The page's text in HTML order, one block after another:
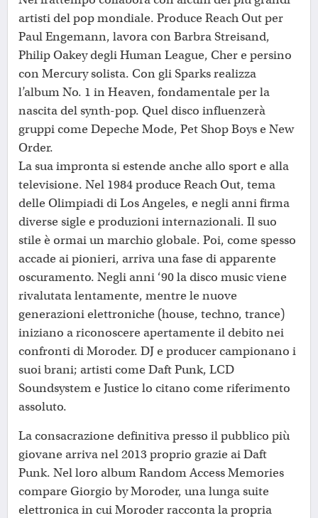
artisti del pop mondiale. Produce Reach Out per
Paul Engemann, lavora con Barbra Streisand,
Philip Oakey degli Human League, Cher e persino
con Mercury solista. Con gli Sparks realizza
l’album No. 1 in Heaven, fondamentale per la
nascita del synth-pop. Quel disco influenzerà
gruppi come Depeche Mode, Pet Shop Boys e New
Order.
La sua impronta si estende anche allo sport e alla
televisione. Nel 1984 produce Reach Out, tema
delle Olimpiadi di Los Angeles, e negli anni firma
diverse sigle e produzioni internazionali. Il suo
stile è ormai un marchio globale. Poi, come spesso
accade ai pionieri, arriva una fase di apparente
oscuramento. Negli anni ‘90 la disco music viene
rivalutata lentamente, mentre le nuove
generazioni elettroniche (house, techno, trance)
iniziano a riconoscere apertamente il debito nei
confronti di Moroder. DJ e producer campionano i
suoi brani; artisti come Daft Punk, LCD
Soundsystem e Justice lo citano come riferimento
assoluto.
La consacrazione definitiva presso il pubblico più
giovane arriva nel 2013 proprio grazie ai Daft
Punk. Nel loro album Random Access Memories
compare Giorgio by Moroder, una lunga suite
elettronica in cui Moroder racconta la propria